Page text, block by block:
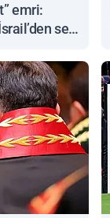
emri:
sert